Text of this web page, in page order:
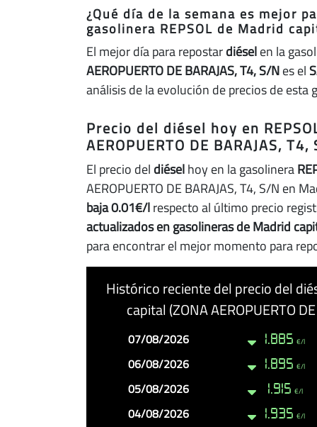
¿Qué día de la semana es mejor
gasolinera REPSOL de Madrid
El mejor día para repostardiéselen la
AEROPUERTO DE BARAJAS, T4, S/Nes el
análisis de la evolución de precios de esta
Precio del diésel hoy en
AEROPUERTO DE BARAJAS,
El precio del diéselhoy en la gasolinera
AEROPUERTO DE BARAJAS, T4, S/N en
baja 0.01€/lrespecto al último precio
actualizados en gasolineras de Madrid
para encontrar el mejor momento para
Histórico reciente del precio del
capital (ZONA AEROPUERTO
PrecioCambio
07/08/2026 1.885 €/l
06/08/2026 1.895 €/l
05/08/2026 1.915 €/l
04/08/2026 1.935 €/l